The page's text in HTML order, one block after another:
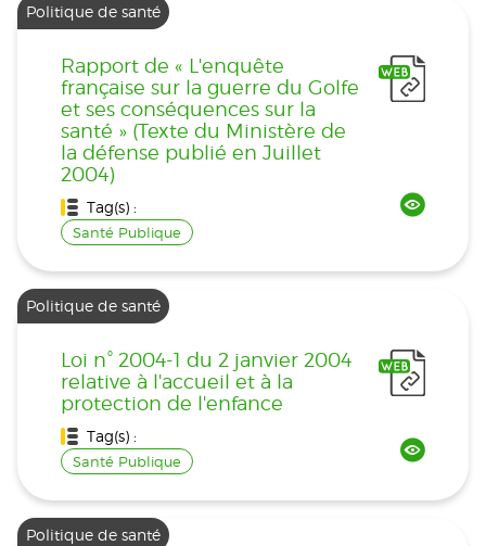
Politique de santé
Rapport de « L'enquête
française sur la guerre du Golfe
et ses conséquences sur la
santé » (Texte du Ministère de
la défense publié en Juillet
2004)
Tag(s) :
Santé Publique
Politique de santé
Loi n° 2004-1 du 2 janvier 2004
relative à l'accueil et à la
protection de l'enfance
Tag(s) :
Santé Publique
Politique de santé